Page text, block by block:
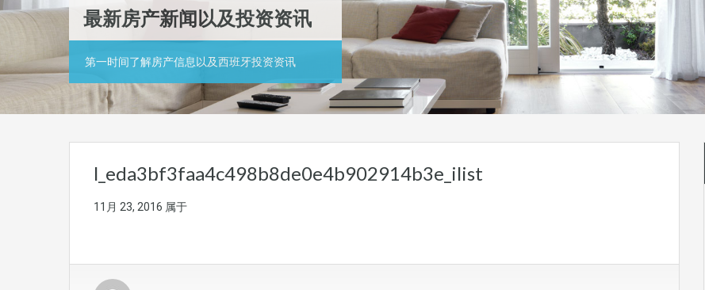
最新房产新闻以及投资资讯
第一时间了解房产信息以及西班牙投资资讯
l_eda3bf3faa4c498b8de0e4b902914b3e_ilist
11月 23, 2016 属于